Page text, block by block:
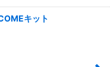
キット